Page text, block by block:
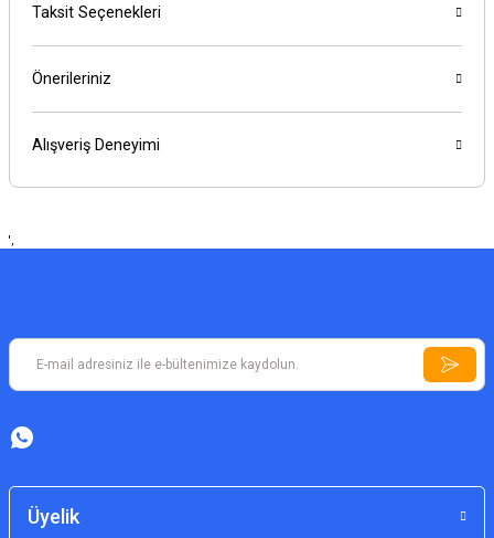
Taksit Seçenekleri
Önerileriniz
Alışveriş Deneyimi
',
Üyelik